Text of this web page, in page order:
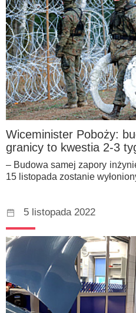
Wiceminister Poboży:
granicy to kwestia 2-3
– Budowa samej zapory
15 listopada zostanie
5 listopada 2022